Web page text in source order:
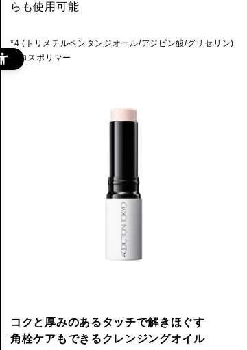
らも使用可能
*4 (トリメチルペンタンジオール/アジピン酸/グリセリン)
クロスポリマー
コクと厚みのあるタッチで解きほぐす
角栓ケアもできるクレンジングオイル